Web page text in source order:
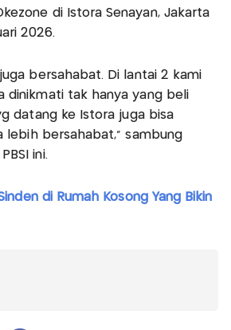
di Istora Senayan, Jakarta
2026.
bersahabat. Di lantai 2 kami
dinikmati tak hanya yang beli
datang ke Istora juga bisa
lebih bersahabat," sambung
ini.
di Rumah Kosong Yang Bikin